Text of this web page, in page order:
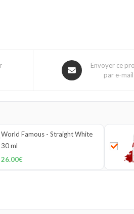
Envoyer ce
par e-mail
World Famous - Straight White
30 ml
26.00€